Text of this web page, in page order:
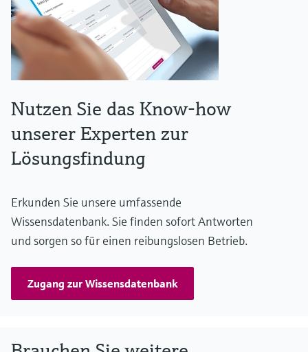
Nutzen Sie das Know-how
unserer Experten zur
Lösungsfindung
Erkunden Sie unsere umfassende
Wissensdatenbank. Sie finden sofort Antworten
und sorgen so für einen reibungslosen Betrieb.
Zugang zur Wissensdatenbank